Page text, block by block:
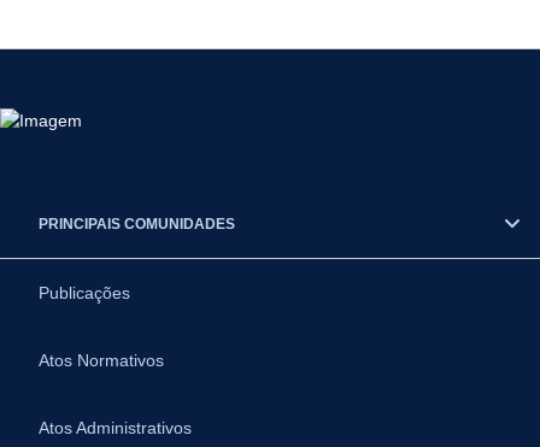
PRINCIPAIS COMUNIDADES
Publicações
Atos Normativos
Atos Administrativos